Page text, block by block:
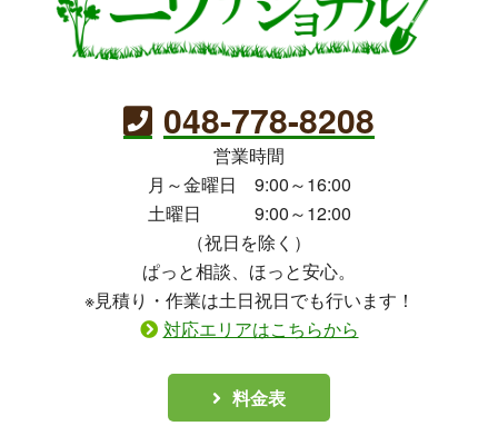
048-778-8208
営業時間
月～金曜日 9:00～16:00
土曜日 9:00～12:00
（祝日を除く）
ぱっと相談、ほっと安心。
※見積り・作業は土日祝日でも行います！
対応エリアはこちらから
料金表